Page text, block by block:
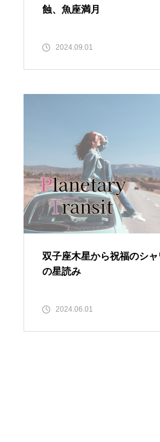
蝕、魚座満月
2024.09.01
双子座木星から祝福のシャ
の星読み
2024.06.01